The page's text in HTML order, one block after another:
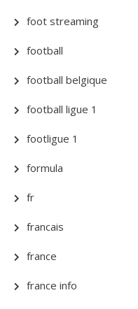
foot streaming
football
football belgique
football ligue 1
footligue 1
formula
fr
francais
france
france info